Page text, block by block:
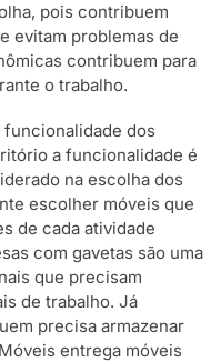
pois contribuem
evitam problemas de
contribuem para
o trabalho.
dos
a funcionalidade é
na escolha dos
escolher móveis que
de cada atividade
com gavetas são uma
que precisam
de trabalho. Já
precisa armazenar
entrega móveis